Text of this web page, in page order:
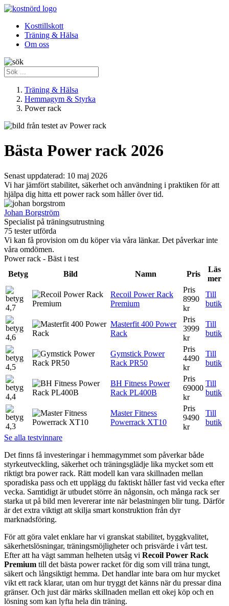
Kosttillskott
Träning & Hälsa
Om oss
Träning & Hälsa
Hemmagym & Styrka
Power rack
Bästa Power rack 2026
Senast uppdaterad: 10 maj 2026
Vi har jämfört stabilitet, säkerhet och användning i praktiken för att
hjälpa dig hitta ett power rack som håller över tid.
Johan Borgström
Specialist på träningsutrustning
75 tester utförda
Vi kan få provision om du köper via våra länkar. Det påverkar inte
våra omdömen.
Power rack - Bäst i test
Betyg
Bild Namn Pris
Läs
mer
4,7
Recoil Power Rack
Premium
Pris
8990
kr
Till
butik
4,6
Masterfit 400 Power
Rack
Pris
3999
kr
Till
butik
4,5
Gymstick Power
Rack PR50
Pris
4490
kr
Till
butik
4,4
BH Fitness Power
Rack PL400B
Pris
69000
kr
Till
butik
4,3
Master Fitness
Powerrack XT10
Pris
9490
kr
Till
butik
Se alla testvinnare
Det finns få investeringar i hemmagymmet som påverkar både
styrkeutveckling, säkerhet och träningsglädje lika mycket som ett
riktigt bra power rack. Rätt modell kan vara skillnaden mellan
sporadiska pass och ett upplägg du faktiskt håller fast vid vecka efter
vecka. Samtidigt är utbudet större än någonsin, och många rack ser
starka ut på bild men levererar inte när belastningen blir tung. Därför
är det extra viktigt att skilja smart konstruktion från dyr
marknadsföring.
För att göra valet enklare har vi granskat stabilitet, byggkvalitet,
säkerhetslösningar, träningsmöjligheter och prisvärde i vårt test.
Efter att ha vägt samman helheten utsåg vi Recoil Power Rack
Premium till det bästa power racket för dig som vill träna tungt,
säkert och långsiktigt hemma. Det handlar inte bara om hur mycket
vikt ett rack klarar, utan om hur tryggt det känns när du pressar dina
gränser. Och just där märks skillnaden mellan ett okej köp och en
lösning som kan lyfta hela din träning.